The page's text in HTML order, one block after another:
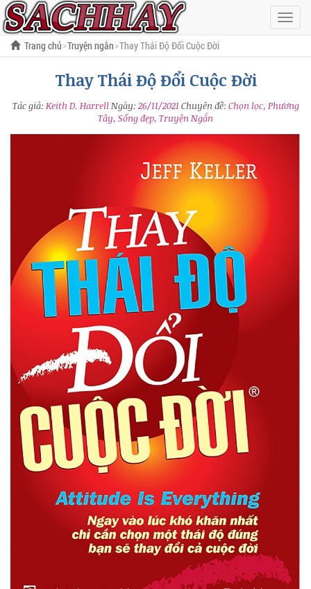
Hiện
menu
Trang chủ Truyện ngắn Thay Thái Độ Đổi Cuộc Đời
Thay Thái Độ Đổi Cuộc Đời
Tác giả: Keith D. HarrellNgày: 26/11/2021 Chuyên đề: Chọn lọc, Phương
Tây, Sống đẹp, Truyện Ngắn